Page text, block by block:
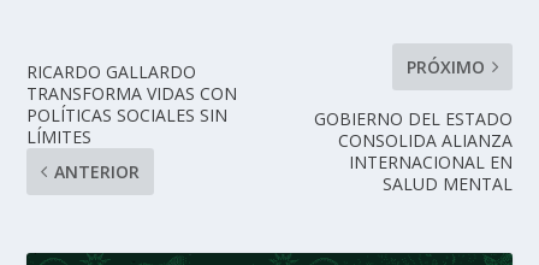
RICARDO GALLARDO
TRANSFORMA VIDAS CON
POLÍTICAS SOCIALES SIN
LÍMITES
ANTERIOR
PRÓXIMO
GOBIERNO DEL ESTADO
CONSOLIDA ALIANZA
INTERNACIONAL EN
SALUD MENTAL